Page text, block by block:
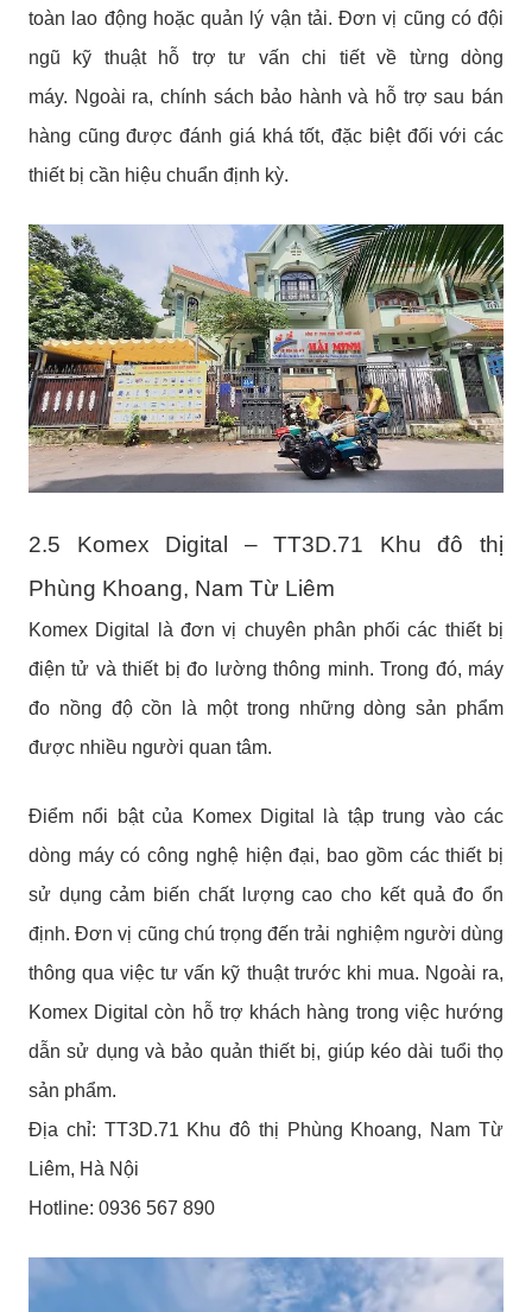
toàn lao động hoặc quản lý vận tải. Đơn vị cũng có đội
ngũ kỹ thuật hỗ trợ tư vấn chi tiết về từng dòng
máy. Ngoài ra, chính sách bảo hành và hỗ trợ sau bán
hàng cũng được đánh giá khá tốt, đặc biệt đối với các
thiết bị cần hiệu chuẩn định kỳ.
2.5 Komex Digital – TT3D.71 Khu đô thị
Phùng Khoang, Nam Từ Liêm
Komex Digital là đơn vị chuyên phân phối các thiết bị
điện tử và thiết bị đo lường thông minh. Trong đó, máy
đo nồng độ cồn là một trong những dòng sản phẩm
được nhiều người quan tâm.
Điểm nổi bật của Komex Digital là tập trung vào các
dòng máy có công nghệ hiện đại, bao gồm các thiết bị
sử dụng cảm biến chất lượng cao cho kết quả đo ổn
định. Đơn vị cũng chú trọng đến trải nghiệm người dùng
thông qua việc tư vấn kỹ thuật trước khi mua. Ngoài ra,
Komex Digital còn hỗ trợ khách hàng trong việc hướng
dẫn sử dụng và bảo quản thiết bị, giúp kéo dài tuổi thọ
sản phẩm.
Địa chỉ: TT3D.71 Khu đô thị Phùng Khoang, Nam Từ
Liêm, Hà Nội
Hotline: 0936 567 890